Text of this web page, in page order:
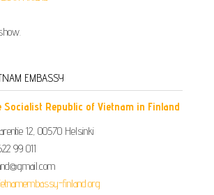
EMBASSY
Socialist Republic of Vietnam in Finland
12, 00570 Helsinki
99 011​​
finland.org